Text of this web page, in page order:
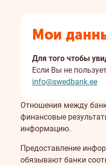
Мои
Для того чтобы
Если Вы не
info@swedbank.ee
Отношения между
финансовые
информацию.
Предоставление
обязывают банки